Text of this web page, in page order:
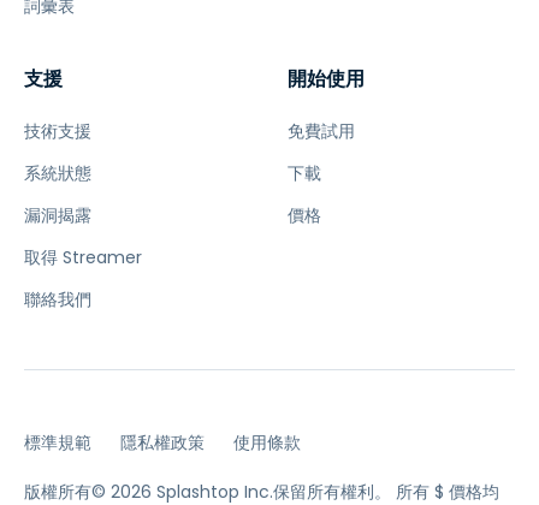
詞彙表
支援
技術支援
系統狀態
漏洞揭露
取得 Streamer
聯絡我們
開始使用
免費試用
下載
價格
標準規範 隱私權政策 使用條款
版權所有© 2026 Splashtop Inc.保留所有權利。 所有 $ 價格均